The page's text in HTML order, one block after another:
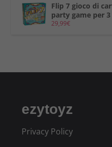
Flip 7 gioco di
party game per
29,99€
ezytoyz
Privacy Policy